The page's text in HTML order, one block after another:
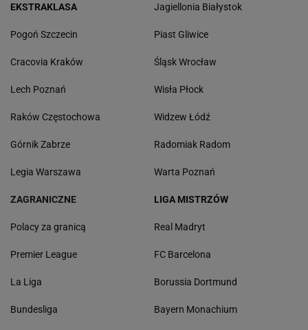
EKSTRAKLASA
Pogoń Szczecin
Cracovia Kraków
Lech Poznań
Raków Częstochowa
Górnik Zabrze
Legia Warszawa
Jagiellonia Białystok
Piast Gliwice
Śląsk Wrocław
Wisła Płock
Widzew Łódź
Radomiak Radom
Warta Poznań
ZAGRANICZNE
Polacy za granicą
Premier League
La Liga
Bundesliga
LIGA MISTRZÓW
Real Madryt
FC Barcelona
Borussia Dortmund
Bayern Monachium